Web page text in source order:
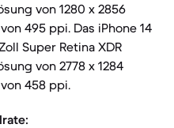
von 1280 x 2856
495 ppi. Das iPhone 14
Super Retina XDR
von 2778 x 1284
458 ppi.